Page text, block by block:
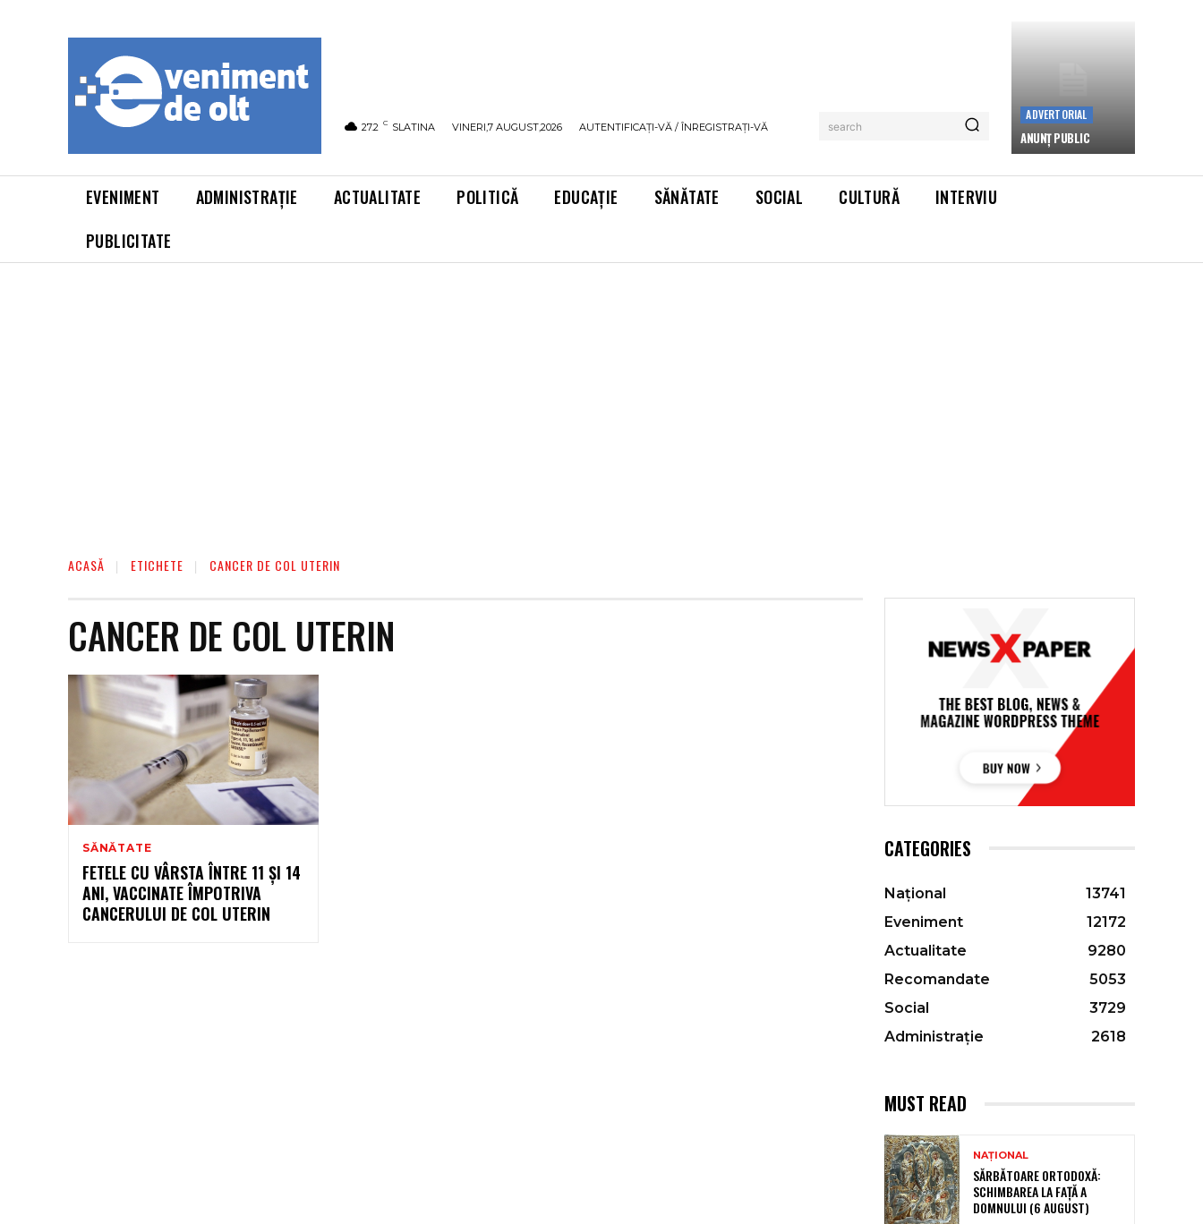
27.2 C SLATINA VINERI,7 AUGUST,2026 AUTENTIFICAȚI-VĂ / ÎNREGISTRAȚI-VĂ search
ADVERTORIAL
ANUNȚ PUBLIC
EVENIMENT ADMINISTRAȚIE ACTUALITATE POLITICĂ EDUCAȚIE SĂNĂTATE SOCIAL CULTURĂ
INTERVIU
PUBLICITATE
ACASĂ ETICHETE CANCER DE COL UTERIN
CANCER DE COL UTERIN
SĂNĂTATE
FETELE CU VÂRSTA ÎNTRE 11 ŞI 14
ANI, VACCINATE ÎMPOTRIVA
CANCERULUI DE COL UTERIN
CATEGORIES
Național
13741
Eveniment
12172
Actualitate
9280
Recomandate
5053
Social
3729
Administrație
2618
MUST READ
NAȚIONAL
SĂRBĂTOARE ORTODOXĂ:
SCHIMBAREA LA FAȚĂ A
DOMNULUI (6 AUGUST)